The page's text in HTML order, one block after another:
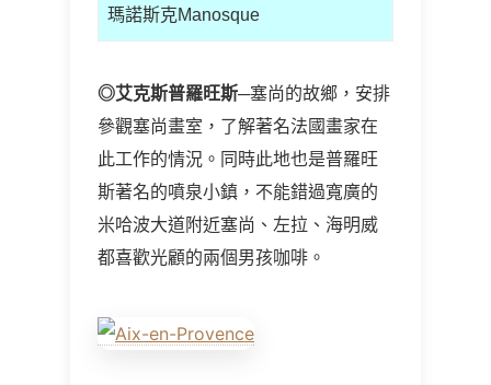
瑪諾斯克Manosque
◎艾克斯普羅旺斯─塞尚的故鄉，安排
參觀塞尚畫室，了解著名法國畫家在
此工作的情況。同時此地也是普羅旺
斯著名的噴泉小鎮，不能錯過寬廣的
米哈波大道附近塞尚、左拉、海明威
都喜歡光顧的兩個男孩咖啡。